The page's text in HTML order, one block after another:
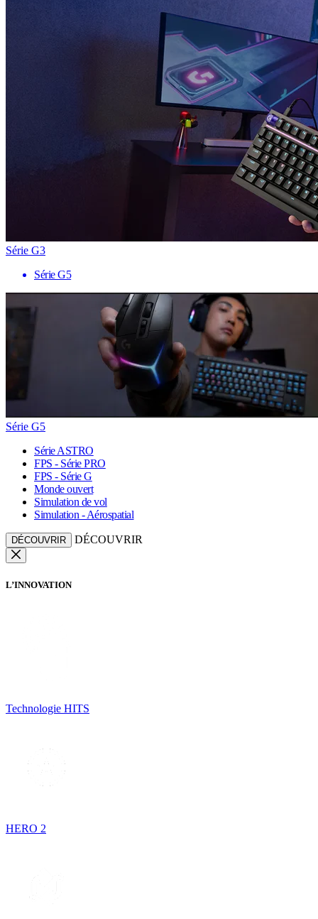
Série G3
Série G5
Série G5
Série ASTRO
FPS - Série PRO
FPS - Série G
Monde ouvert
Simulation de vol
Simulation - Aérospatial
DÉCOUVRIR DÉCOUVRIR
L’INNOVATION
Technologie HITS
HERO 2